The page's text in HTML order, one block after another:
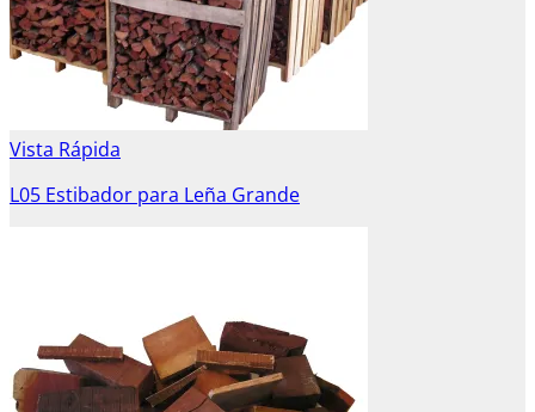
Vista Rápida
L05 Estibador para Leña Grande